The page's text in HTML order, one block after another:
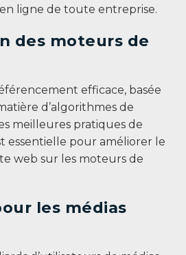
ligne de toute entreprise.
des moteurs de
efficace, basée
d’algorithmes de
meilleures pratiques de
essentielle pour améliorer le
web sur les moteurs de
les médias